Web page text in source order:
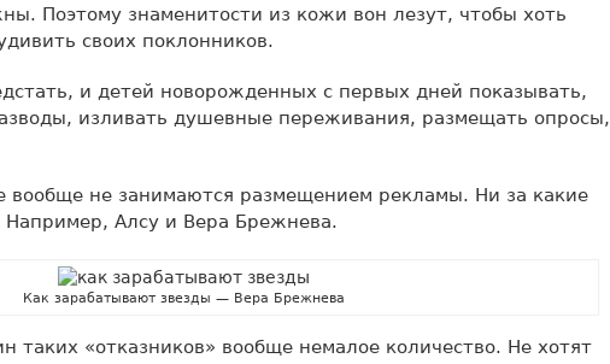
Поэтому знаменитости из кожи вон лезут, чтобы хоть
своих поклонников.
и детей новорожденных с первых дней показывать,
изливать душевные переживания, размещать опросы,
вообще не занимаются размещением рекламы. Ни за какие
Например, Алсу и Вера Брежнева.
Как зарабатывают звезды — Вера Брежнева
таких «отказников» вообще немалое количество. Не хотят